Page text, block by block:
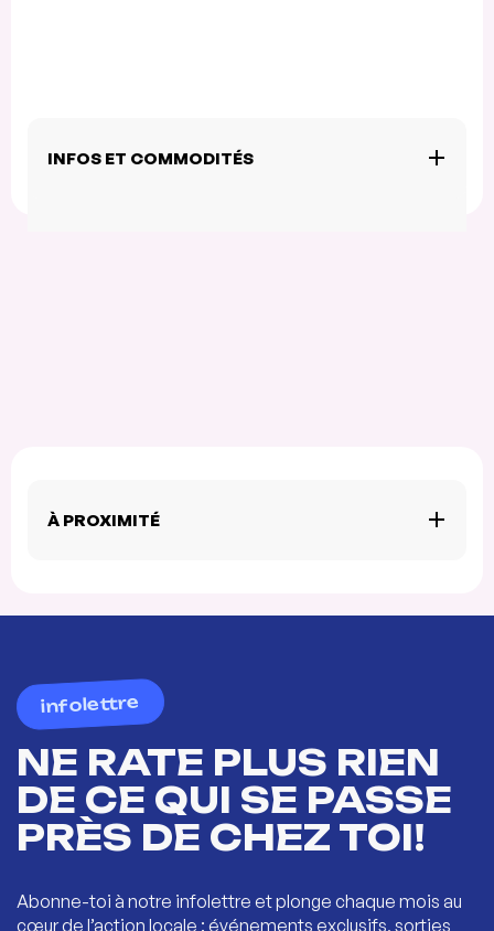
INFOS ET COMMODITÉS
À PROXIMITÉ
infolettre
NE RATE PLUS RIEN
DE CE QUI SE PASSE
PRÈS DE CHEZ TOI!
Abonne-toi à notre infolettre et plonge chaque mois au
cœur de l’action locale : événements exclusifs, sorties